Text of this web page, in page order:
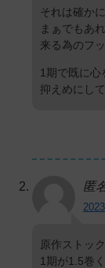
それは確か
まぁでもあ
来る為のフ
1期で既に心
抑えめにし
匿
原作ストッ
1期が1.5巻